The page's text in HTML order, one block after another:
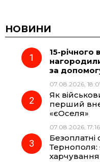
c
e
o
k
e
r
a
m
НОВИНИ
15-річного
за
07.08.2026,
Як
перший
«єОселя»
07.08.2026, 17:16
Безоплатні
Тернополя:
харчування